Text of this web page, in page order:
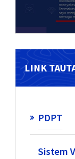
LINK
PDPT
Sistem